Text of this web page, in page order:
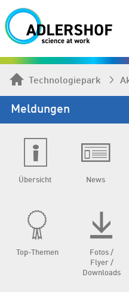
Technologiepark
Meldungen
Übersicht News
Top-Themen
Fotos /
Flyer /
Downloads